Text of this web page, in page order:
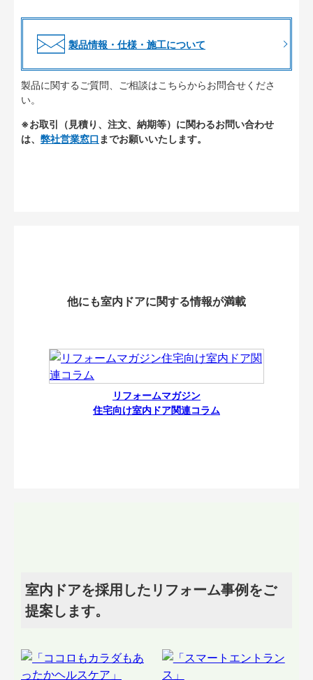
製品情報・仕様・施工について
製品に関するご質問、ご相談はこちらからお問合せくださ
い。
※お取引（見積り、注文、納期等）に関わるお問い合わせ
は、 弊社営業窓口 までお願いいたします。
他にも室内ドアに関する情報が満載
リフォームマガジン
住宅向け室内ドア関連コラム
室内ドアを採用したリフォーム事例をご
提案します。